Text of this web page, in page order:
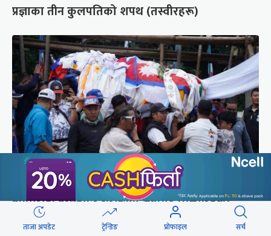
प्रज्ञाका तीन कुलपतिको शपथ (तस्वीरहरू)
पर्वतारोही पुरबहादुर गुरुङको अन्त्येष्टि (तस्वीरहरू)
ताजा अपडेट ट्रेन्डिङ प्रोफाइल सर्च